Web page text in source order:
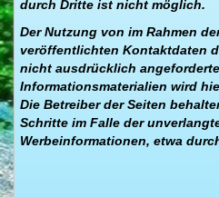
durch Dritte ist nicht möglich.
Der Nutzung von im Rahmen
veröffentlichten Kontaktdaten
nicht ausdrücklich
Informationsmaterialien wird
Die Betreiber der Seiten
Schritte im Falle der
Werbeinformationen, etwa